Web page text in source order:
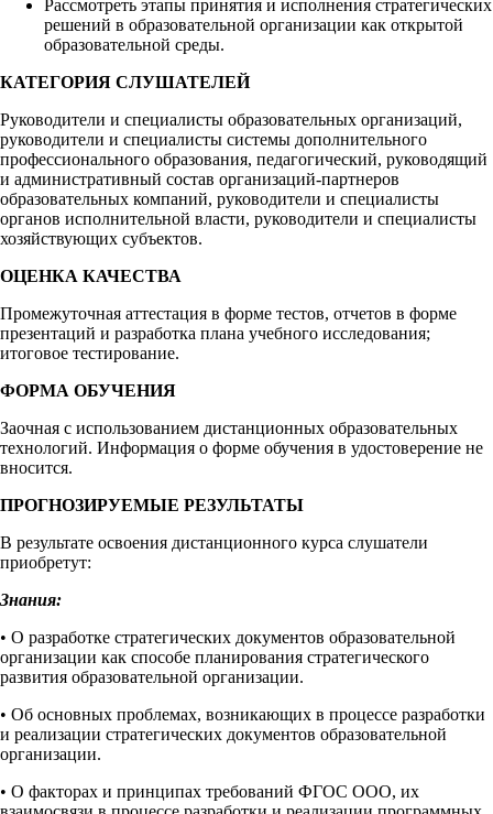
Рассмотреть этапы принятия и исполнения стратегических
решений в образовательной организации как открытой
образовательной среды.
КАТЕГОРИЯ СЛУШАТЕЛЕЙ
Руководители и специалисты образовательных организаций,
руководители и специалисты системы дополнительного
профессионального образования, педагогический, руководящий
и административный состав организаций-партнеров
образовательных компаний, руководители и специалисты
органов исполнительной власти, руководители и специалисты
хозяйствующих субъектов.
ОЦЕНКА КАЧЕСТВА
Промежуточная аттестация в форме тестов, отчетов в форме
презентаций и разработка плана учебного исследования;
итоговое тестирование.
ФОРМА ОБУЧЕНИЯ
Заочная с использованием дистанционных образовательных
технологий. Информация о форме обучения в удостоверение не
вносится.
ПРОГНОЗИРУЕМЫЕ РЕЗУЛЬТАТЫ
В результате освоения дистанционного курса слушатели
приобретут:
Знания:
• О разработке стратегических документов образовательной
организации как способе планирования стратегического
развития образовательной организации.
• Об основных проблемах, возникающих в процессе разработки
и реализации стратегических документов образовательной
организации.
• О факторах и принципах требований ФГОС ООО, их